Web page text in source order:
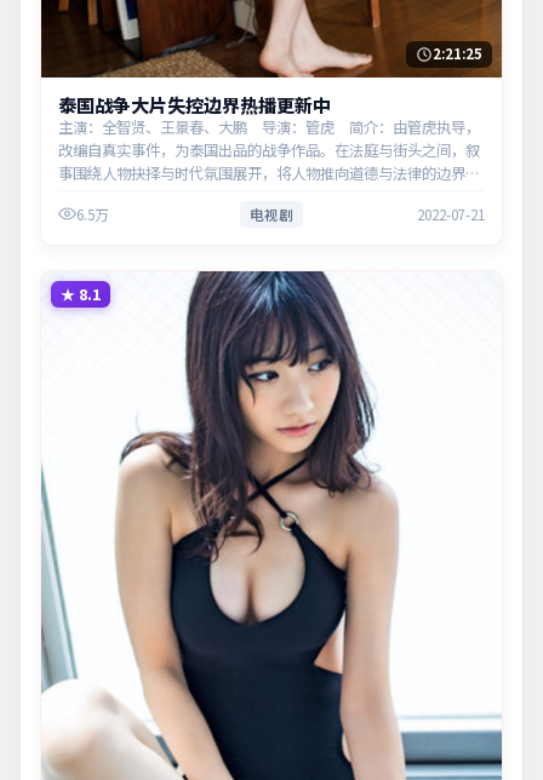
2:21:25
泰国战争大片失控边界热播更新中
主演：全智贤、王景春、大鹏 导演：管虎 简介：由管虎执导，
改编自真实事件，为泰国出品的战争作品。在法庭与街头之间，叙
事围绕人物抉择与时代氛围展开，将人物推向道德与法律的边界。
6.5万 电视剧 2022-07-21
★ 8.1